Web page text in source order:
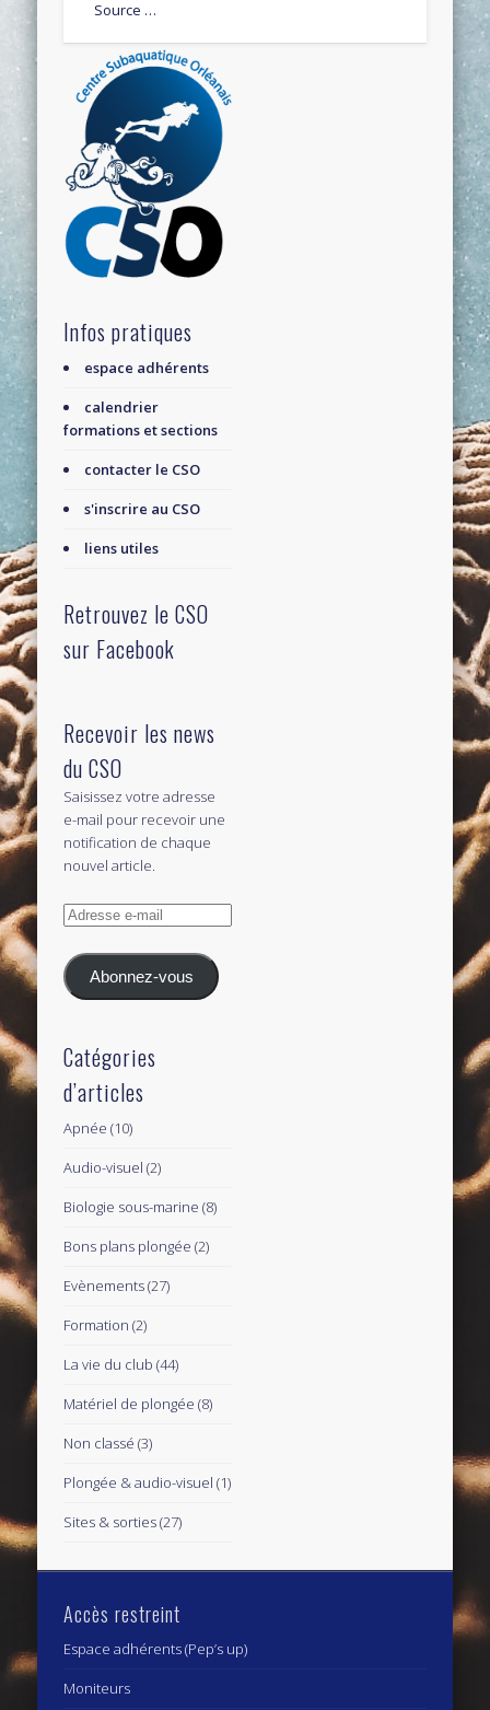
Source …
Infos pratiques
espace adhérents
calendrier
formations et sections
contacter le CSO
s'inscrire au CSO
liens utiles
Retrouvez le CSO
sur Facebook
Recevoir les news
du CSO
Saisissez votre adresse
e-mail pour recevoir une
notification de chaque
nouvel article.
Adresse
mail
Abonnez-vous
Catégories
d’articles
Apnée (10)
Audio-visuel (2)
Biologie sous-marine (8)
Bons plans plongée (2)
Evènements(27)
Formation (2)
La vie du club (44)
Matériel de plongée (8)
Non classé (3)
Plongée & audio-visuel (1)
Sites & sorties(27)
Accès restreint
Espace adhérents (Pep’s up)
Moniteurs